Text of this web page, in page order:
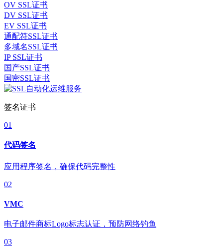
OV SSL证书
DV SSL证书
EV SSL证书
通配符SSL证书
多域名SSL证书
IP SSL证书
国产SSL证书
国密SSL证书
签名证书
01
代码签名
应用程序签名，确保代码完整性
02
VMC
电子邮件商标Logo标志认证，预防网络钓鱼
03